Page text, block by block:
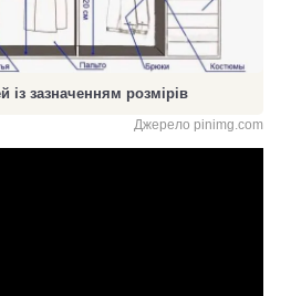
із зазначенням розмірів
Джерело pinimg.com